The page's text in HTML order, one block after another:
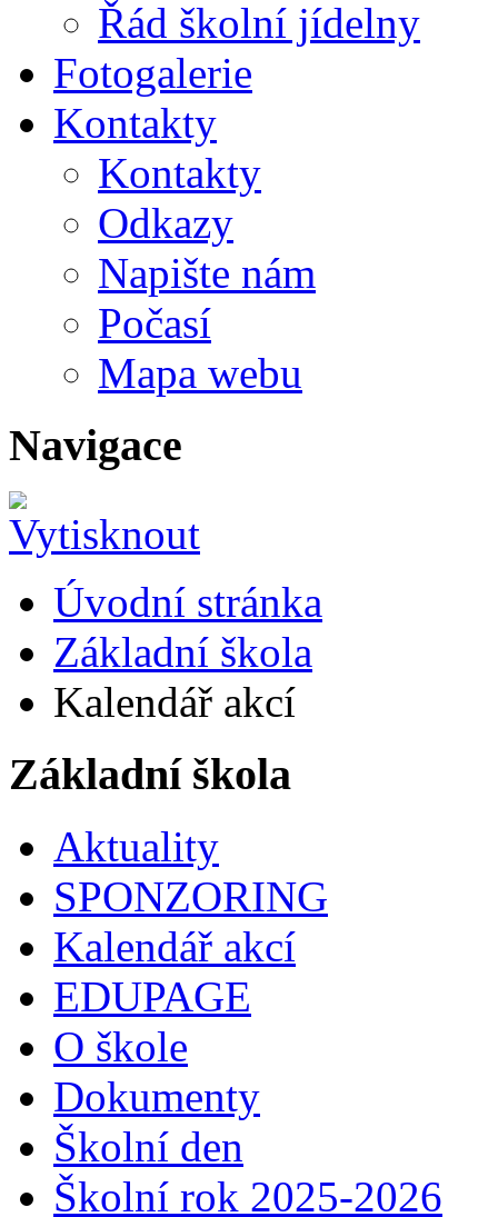
Řád školní jídelny
Fotogalerie
Kontakty
Kontakty
Odkazy
Napište nám
Počasí
Mapa webu
Navigace
Úvodní stránka
Základní škola
Kalendář akcí
Základní škola
Aktuality
SPONZORING
Kalendář akcí
EDUPAGE
O škole
Dokumenty
Školní den
Školní rok 2025-2026